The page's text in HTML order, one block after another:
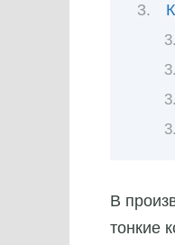
В
тонкие